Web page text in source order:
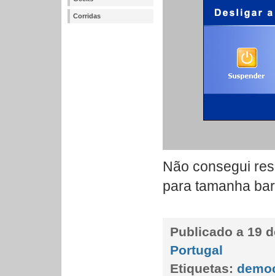
Corridas
Não consegui
para tamanha
Publicado a 19
Portugal
Etiquetas: